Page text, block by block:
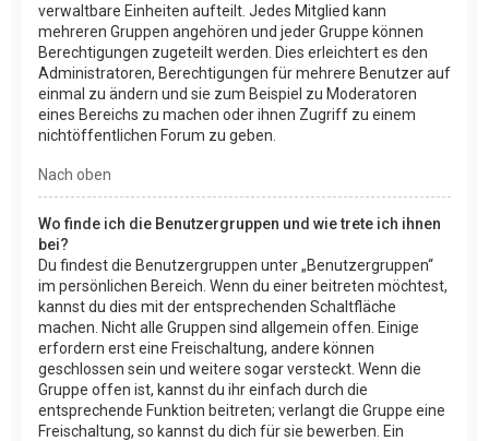
verwaltbare Einheiten aufteilt. Jedes Mitglied kann
mehreren Gruppen angehören und jeder Gruppe können
Berechtigungen zugeteilt werden. Dies erleichtert es den
Administratoren, Berechtigungen für mehrere Benutzer auf
einmal zu ändern und sie zum Beispiel zu Moderatoren
eines Bereichs zu machen oder ihnen Zugriff zu einem
nichtöffentlichen Forum zu geben.
Nach oben
Wo finde ich die Benutzergruppen und wie trete ich ihnen
bei?
Du findest die Benutzergruppen unter „Benutzergruppen“
im persönlichen Bereich. Wenn du einer beitreten möchtest,
kannst du dies mit der entsprechenden Schaltfläche
machen. Nicht alle Gruppen sind allgemein offen. Einige
erfordern erst eine Freischaltung, andere können
geschlossen sein und weitere sogar versteckt. Wenn die
Gruppe offen ist, kannst du ihr einfach durch die
entsprechende Funktion beitreten; verlangt die Gruppe eine
Freischaltung, so kannst du dich für sie bewerben. Ein